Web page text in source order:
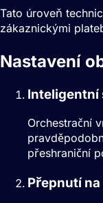
Tato úroveň
zákaznickými
Nastavení
Inteligentní
Orchestrační
přeshraniční
Přepnutí